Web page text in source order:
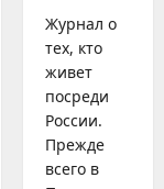
Журнал о
тех, кто
живет
посреди
России.
Прежде
всего в